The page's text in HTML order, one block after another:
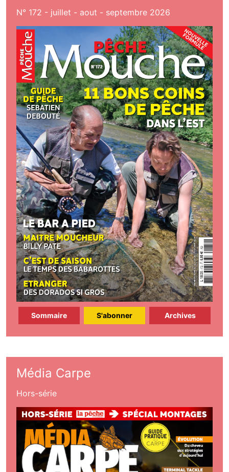
N° 172 - juillet - aout - septembre 2026
Sommaire S'abonner Archives
Média Carpe
Hors-série